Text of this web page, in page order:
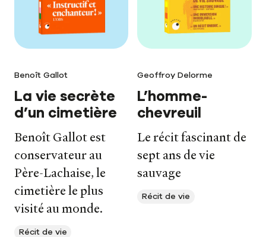
Benoît Gallot
La vie secrète
d’un cimetière
Benoît Gallot est
conservateur au
Père-Lachaise, le
cimetière le plus
visité au monde.
Récit de vie
Geoffroy Delorme
L’homme-
chevreuil
Le récit fascinant de
sept ans de vie
sauvage
Récit de vie